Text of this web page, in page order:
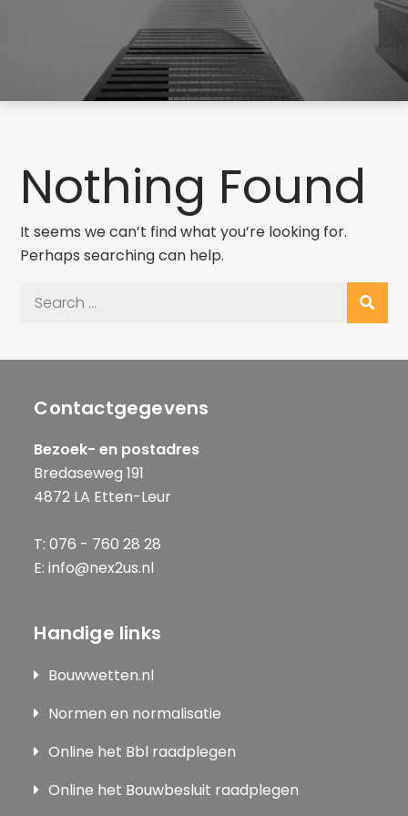
Nothing Found
It seems we can’t find what you’re looking for.
Perhaps searching can help.
Search
Contactgegevens
Bezoek- en postadres
Bredaseweg 191
4872 LA Etten-Leur
T: 076 - 760 28 28
E: info@nex2us.nl
Handige links
Bouwwetten.nl
Normen en normalisatie
Online het Bbl raadplegen
Online het Bouwbesluit raadplegen